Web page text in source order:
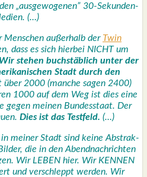
„aus­ge­wo­ge­nen” 30-Sekun­den-
(…)
Men­schen außer­halb der Twin
dass es sich hier­bei NICHT um
Wir ste­hen buch­stäb­lich unter der
Stadt durch den
über 2000 (man­che sagen 2400)
1000 auf dem Weg ist dies eine
gegen mei­nen Bun­des­staat. Der
Dies ist das Test­feld. (…)
mei­ner Stadt sind kei­ne Abs­trak­
die in den Abend­nach­rich­ten
Wir LEBEN hier. Wir KENNEN
und ver­schleppt wer­den. Wir